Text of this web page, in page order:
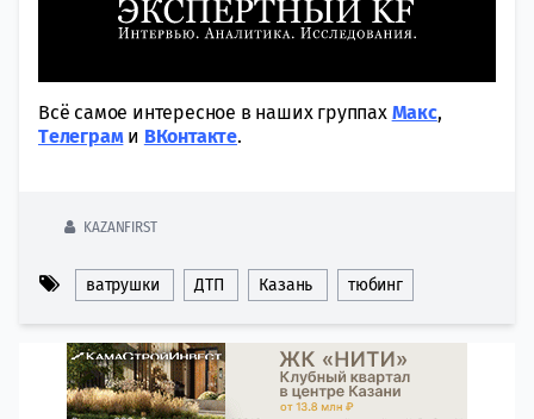
Всё самое интересное в наших группах Макс,
Tелеграми ВКонтакте.
KAZANFIRST
ватрушки ДТП Казань тюбинг